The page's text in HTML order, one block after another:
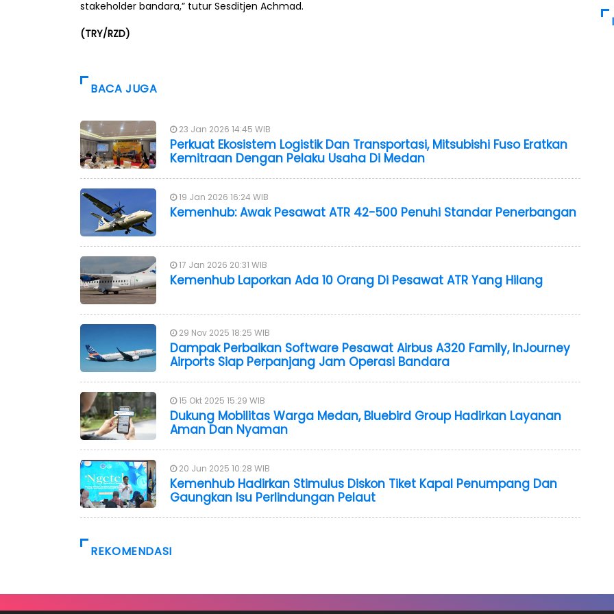
stakeholder bandara,” tutur Sesditjen Achmad.
(TRY/RZD)
BACA JUGA
23 Jan 2026 14:45 WIB
Perkuat Ekosistem Logistik Dan Transportasi, Mitsubishi Fuso Eratkan
Kemitraan Dengan Pelaku Usaha Di Medan
19 Jan 2026 16:24 WIB
Kemenhub: Awak Pesawat ATR 42-500 Penuhi Standar Penerbangan
17 Jan 2026 20:31 WIB
Kemenhub Laporkan Ada 10 Orang Di Pesawat ATR Yang Hilang
29 Nov 2025 18:25 WIB
Dampak Perbaikan Software Pesawat Airbus A320 Family, InJourney
Airports Siap Perpanjang Jam Operasi Bandara
15 Okt 2025 15:29 WIB
Dukung Mobilitas Warga Medan, Bluebird Group Hadirkan Layanan
Aman Dan Nyaman
20 Jun 2025 10:28 WIB
Kemenhub Hadirkan Stimulus Diskon Tiket Kapal Penumpang Dan
Gaungkan Isu Perlindungan Pelaut
REKOMENDASI